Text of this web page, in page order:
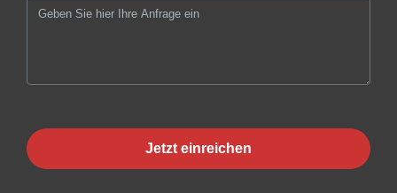
Jetzt einreichen